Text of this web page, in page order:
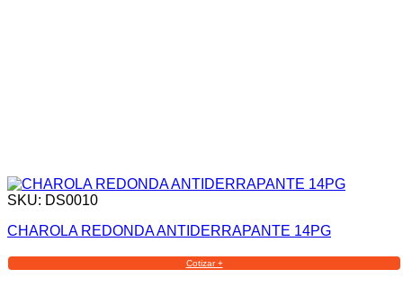
SKU: DS0010
CHAROLA REDONDA ANTIDERRAPANTE 14PG
Cotizar +